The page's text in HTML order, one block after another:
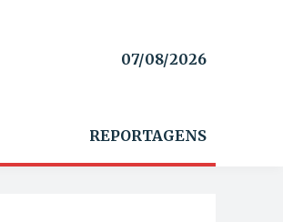
07/08/2026
REPORTAGENS